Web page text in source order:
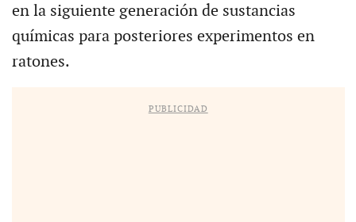
en la siguiente generación de sustancias
químicas para posteriores experimentos en
ratones.
PUBLICIDAD